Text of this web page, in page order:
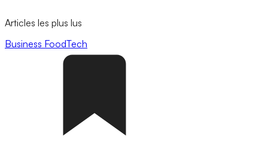
Articles les plus lus
Business FoodTech